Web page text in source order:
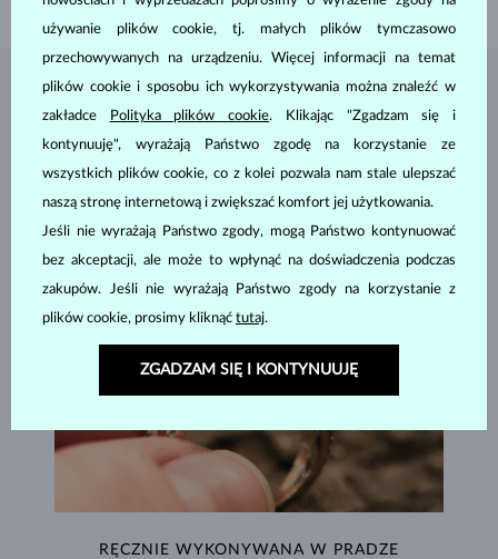
BIŻUTERIA ZATELIER KLENOTA
RĘCZNIE WYKONYWANA W PRADZE
używanie plików cookie, tj. małych plików tymczasowo
przechowywanych na urządzeniu. Więcej informacji na temat
plików cookie i sposobu ich wykorzystywania można znaleźć w
zakładce
Polityka plików cookie. Klikając "Zgadzam się i
kontynuuję", wyrażają Państwo zgodę na korzystanie ze
wszystkich plików cookie, co z kolei pozwala nam stale ulepszać
naszą stronę internetową i zwiększać komfort jej użytkowania.
Jeśli nie wyrażają Państwo zgody, mogą Państwo kontynuować
bez akceptacji, ale może to wpłynąć na doświadczenia podczas
zakupów. Jeśli nie wyrażają Państwo zgody na korzystanie z
plików cookie, prosimy kliknąć tutaj.
ZGADZAM SIĘ I KONTYNUUJĘ